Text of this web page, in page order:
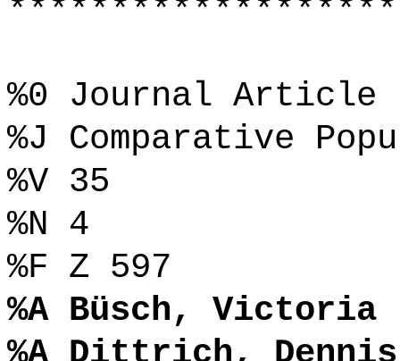
%0 Journal Article
%J Comparative
%V 35
%N 4
%F Z 597
%A Büsch, Victoria